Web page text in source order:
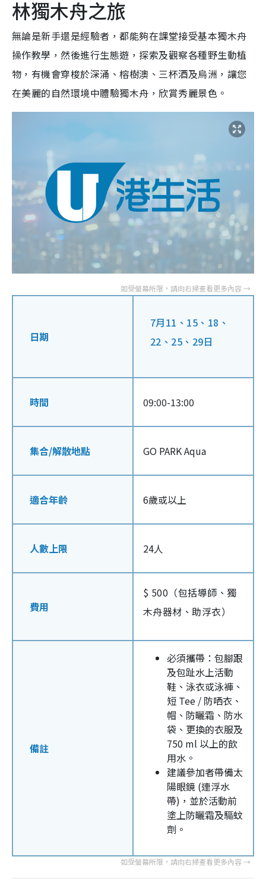
林獨木舟之旅
無論是新手還是經驗者，都能夠在課堂接受基本獨木舟
操作教學，然後進行生態遊，探索及觀察各種野生動植
物，有機會穿梭於深涌、榕樹澳、三杯酒及烏洲，讓您
在美麗的自然環境中體驗獨木舟，欣賞秀麗景色。
日期
7月11、15、18、
22、25、29日
時間 09:00-13:00
集合/解散地點 GO PARK Aqua
適合年齡 6歲或以上
人數上限 24人
費用
$ 500（包括導師、獨
木舟器材、助浮衣）
備註
必須攜帶：包腳跟
及包趾水上活動
鞋、泳衣或泳褲、
短 Tee / 防哂衣、
帽、防曬霜、防水
袋、更換的衣服及
750 ml 以上的飲
用水。
建議參加者帶備太
陽眼鏡 (連浮水
帶)，並於活動前
塗上防曬霜及驅蚊
劑。